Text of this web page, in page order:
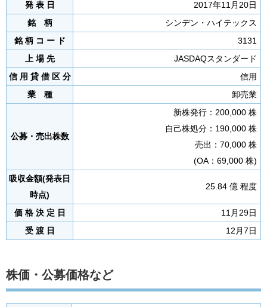
発 表 日
2017年11月20日
銘 柄
シンデン・ハイテックス
銘 柄 コ ー ド
3131
上 場 先
JASDAQスタンダード
信 用 貸 借 区 分
信用
業 種
卸売業
公募・売出株数
新株発行：200,000 株
自己株処分：190,000 株
売出：70,000 株
(OA：69,000 株)
吸収金額(発表日
時点)
25.84 億 程度
価 格 決 定 日
11月29日
受 渡 日
12月7日
株価・公募価格など